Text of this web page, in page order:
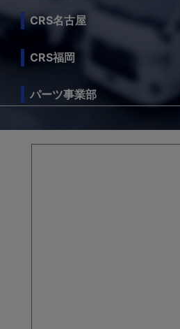
CRS名古屋
CRS福岡
パーツ事業部